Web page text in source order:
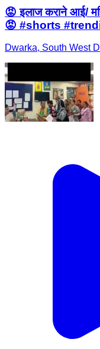
😡 इलाज कराने आई/
😡 #shorts
Dwarka, South West